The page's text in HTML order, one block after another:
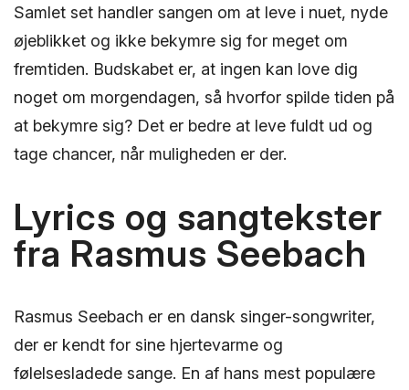
Samlet set handler sangen om at leve i nuet, nyde
øjeblikket og ikke bekymre sig for meget om
fremtiden. Budskabet er, at ingen kan love dig
noget om morgendagen, så hvorfor spilde tiden på
at bekymre sig? Det er bedre at leve fuldt ud og
tage chancer, når muligheden er der.
Lyrics og sangtekster
fra Rasmus Seebach
Rasmus Seebach er en dansk singer-songwriter,
der er kendt for sine hjertevarme og
følelsesladede sange. En af hans mest populære